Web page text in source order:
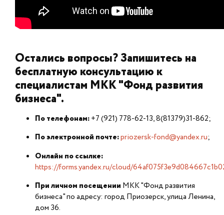
Остались вопросы? Запишитесь на
бесплатную консультацию к
специалистам МКК "Фонд развития
бизнеса".
По телефонам:+7 (921) 778-62-13, 8(81379)31-862;
По электронной почте:priozersk-fond@yandex.ru;
Онлайн по ссылке:
https://forms.yandex.ru/cloud/
При личном посещении МКК "Фонд развития
бизнеса" по адресу: город Приозерск, улица Ленина,
дом 36.